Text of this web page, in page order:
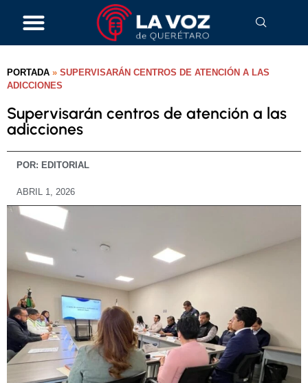
PORTADA » SUPERVISARÁN CENTROS DE ATENCIÓN A LAS
ADICCIONES
Supervisarán centros de atención a las
adicciones
POR: EDITORIAL
ABRIL 1, 2026